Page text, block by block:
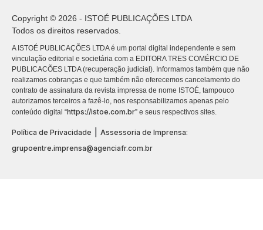
Copyright © 2026 - ISTOÉ PUBLICAÇÕES LTDA
Todos os direitos reservados.
A ISTOÉ PUBLICAÇÕES LTDA é um portal digital independente e sem
vinculação editorial e societária com a EDITORA TRES COMÉRCIO DE
PUBLICACÕES LTDA (recuperação judicial). Informamos também que não
realizamos cobranças e que também não oferecemos cancelamento do
contrato de assinatura da revista impressa de nome ISTOÉ, tampouco
autorizamos terceiros a fazê-lo, nos responsabilizamos apenas pelo
conteúdo digital “https://istoe.com.br” e seus respectivos sites.
Política de Privacidade
Assessoria de Imprensa:
grupoentre.imprensa@agenciafr.com.br